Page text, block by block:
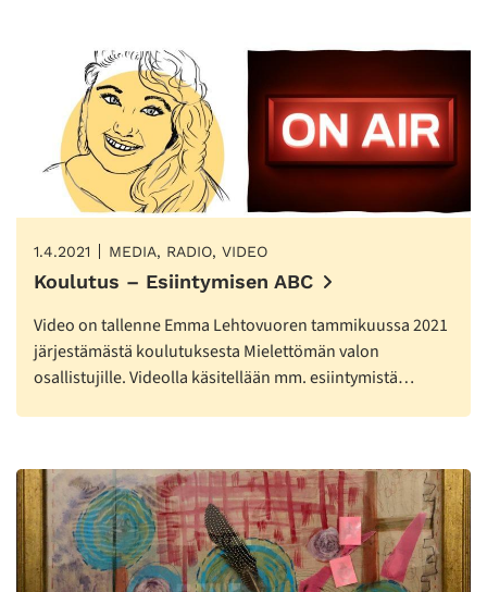
1.4.2021 MEDIA, RADIO, VIDEO
Koulutus – Esiintymisen ABC
Video on tallenne Emma Lehtovuoren tammikuussa 2021
järjestämästä koulutuksesta Mielettömän valon
osallistujille. Videolla käsitellään mm. esiintymistä…